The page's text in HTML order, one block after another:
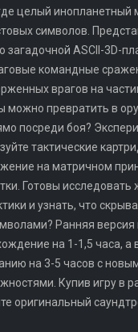
целый инопланетный
символов.
загадочной ASCII-3D-
командные
врагов на
можно превратить в
посреди боя?
тактические
на матричном
Готовы исследовать
и узнать, что
Ранняя версия
на 1-1,5 часа, а
на 3-5 часов с
Купив игру в
оригинальный